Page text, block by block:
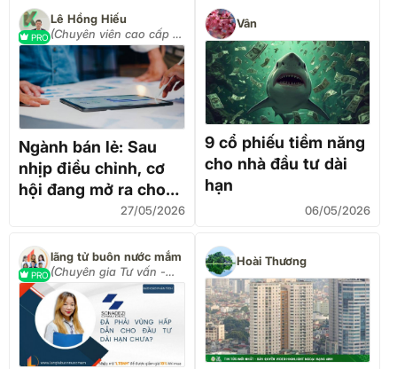
PRO
Lê Hồng Hiếu
(Chuyên viên cao cấp tư
vấn đầu tư)
Ngành bán lẻ: Sau
nhịp điều chỉnh, cơ
hội đang mở ra cho
nhà đầu tư dài hạn
27/05/2026
Vân
9 cổ phiếu tiềm năng
cho nhà đầu tư dài
hạn
06/05/2026
PRO
lãng tử buôn nước mắm
(Chuyên gia Tư vấn -
Đầu tư)
Hoài Thương